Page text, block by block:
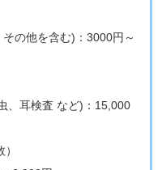
の他を含む)：3000円～
耳検査 など)：15,000